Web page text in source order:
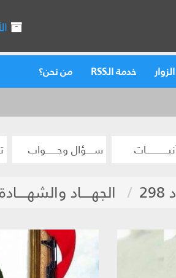
خدمة الـRSS من نحن؟
ســــؤال وجــــــواب
الجهــــاد والشهــــادة